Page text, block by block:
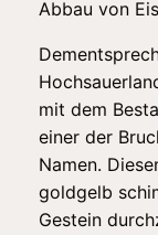
Abbau von
mit dem
einer der
Namen.
goldgelb
Gestein